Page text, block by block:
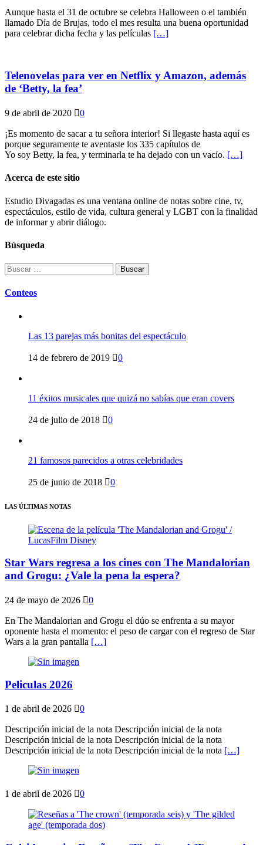
Aunque hasta el 31 de octubre se celebra Halloween o el también
llamado Día de Brujas, todo el mes resulta una buena oportunidad
para celebrar dicha fecha y las películas […]
Telenovelas para ver en Netflix y Amazon, además
de ‘Betty, la fea’
9 de abril de 2020 0
¡Es momento de sacar a tu señora interior! Si llegaste hasta aquí es
porque seguramente te aventaste los 335 capítulos de
Yo soy Betty, la fea, y terminarla te ha dejado con un vacío. […]
Acerca de este sitio
Estudio Divagadas es una ventana online de notas sobre cine, tv,
espectáculos, estilo de vida, cultura general y LGBT con la finalidad
de informar y abrir diálogo.
Búsqueda
Buscar:
Conteos
Las 13 parejas más bonitas del espectáculo
14 de febrero de 2019 0
11 éxitos musicales que quizá no sabías que eran covers
24 de julio de 2018 0
21 famosos parecidos a otras celebridades
25 de junio de 2018 0
LAS ÚLTIMAS NOTAS
Star Wars regresa a los cines con The Mandalorian
and Grogu: ¿Vale la pena la espera?
24 de mayo de 2026 0
En The Mandalorian and Grogu el dúo se enfrenta a su mayor
oponente hasta el momento: el peso de cargar con el regreso de Star
Wars a la gran pantalla […]
Peliculas 2026
1 de abril de 2026 0
Descripción inicial de la nota Descripción inicial de la nota
Descripción inicial de la nota Descripción inicial de la nota
Descripción inicial de la nota Descripción inicial de la nota […]
1 de abril de 2026 0